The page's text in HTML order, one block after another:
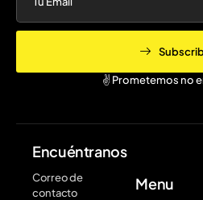
✌️ Prometemos no
Encuéntranos
Correo de
contacto
Menu